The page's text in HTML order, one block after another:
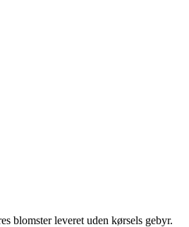
blomster leveret uden kørsels gebyr.